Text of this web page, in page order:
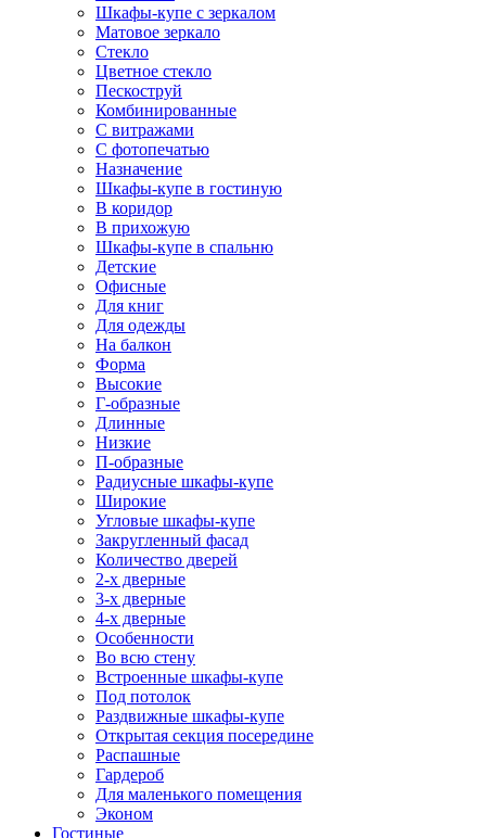
Шкафы-купе с зеркалом
Матовое зеркало
Стекло
Цветное стекло
Пескоструй
Комбинированные
С витражами
С фотопечатью
Назначение
Шкафы-купе в гостиную
В коридор
В прихожую
Шкафы-купе в спальню
Детские
Офисные
Для книг
Для одежды
На балкон
Форма
Высокие
Г-образные
Длинные
Низкие
П-образные
Радиусные шкафы-купе
Широкие
Угловые шкафы-купе
Закругленный фасад
Количество дверей
2-х дверные
3-х дверные
4-х дверные
Особенности
Во всю стену
Встроенные шкафы-купе
Под потолок
Раздвижные шкафы-купе
Открытая секция посередине
Распашные
Гардероб
Для маленького помещения
Эконом
Гостиные